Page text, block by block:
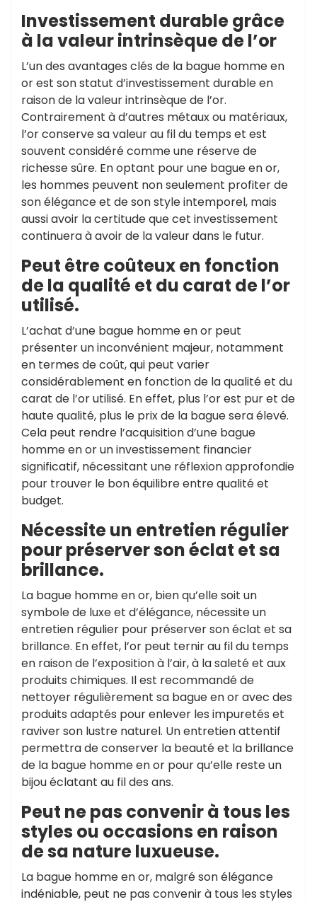
Investissement durable grâce
à la valeur intrinsèque de l’or
L’un des avantages clés de la bague homme en
or est son statut d’investissement durable en
raison de la valeur intrinsèque de l’or.
Contrairement à d’autres métaux ou matériaux,
l’or conserve sa valeur au fil du temps et est
souvent considéré comme une réserve de
richesse sûre. En optant pour une bague en or,
les hommes peuvent non seulement profiter de
son élégance et de son style intemporel, mais
aussi avoir la certitude que cet investissement
continuera à avoir de la valeur dans le futur.
Peut être coûteux en fonction
de la qualité et du carat de l’or
utilisé.
L’achat d’une bague homme en or peut
présenter un inconvénient majeur, notamment
en termes de coût, qui peut varier
considérablement en fonction de la qualité et du
carat de l’or utilisé. En effet, plus l’or est pur et de
haute qualité, plus le prix de la bague sera élevé.
Cela peut rendre l’acquisition d’une bague
homme en or un investissement financier
significatif, nécessitant une réflexion approfondie
pour trouver le bon équilibre entre qualité et
budget.
Nécessite un entretien régulier
pour préserver son éclat et sa
brillance.
La bague homme en or, bien qu’elle soit un
symbole de luxe et d’élégance, nécessite un
entretien régulier pour préserver son éclat et sa
brillance. En effet, l’or peut ternir au fil du temps
en raison de l’exposition à l’air, à la saleté et aux
produits chimiques. Il est recommandé de
nettoyer régulièrement sa bague en or avec des
produits adaptés pour enlever les impuretés et
raviver son lustre naturel. Un entretien attentif
permettra de conserver la beauté et la brillance
de la bague homme en or pour qu’elle reste un
bijou éclatant au fil des ans.
Peut ne pas convenir à tous les
styles ou occasions en raison
de sa nature luxueuse.
La bague homme en or, malgré son élégance
indéniable, peut ne pas convenir à tous les styles